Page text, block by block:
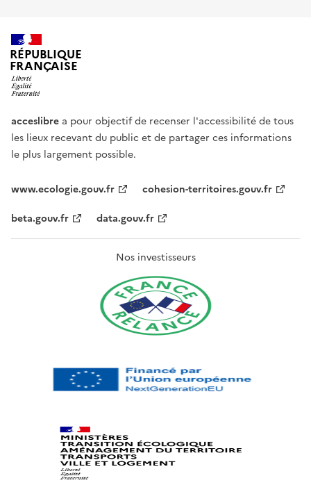
RÉPUBLIQUE
FRANÇAISE
acceslibre a pour objectif de recenser l'accessibilité de tous
les lieux recevant du public et de partager ces informations
le plus largement possible.
www.ecologie.gouv.fr
cohesion-territoires.gouv.fr
beta.gouv.fr
data.gouv.fr
Nos investisseurs